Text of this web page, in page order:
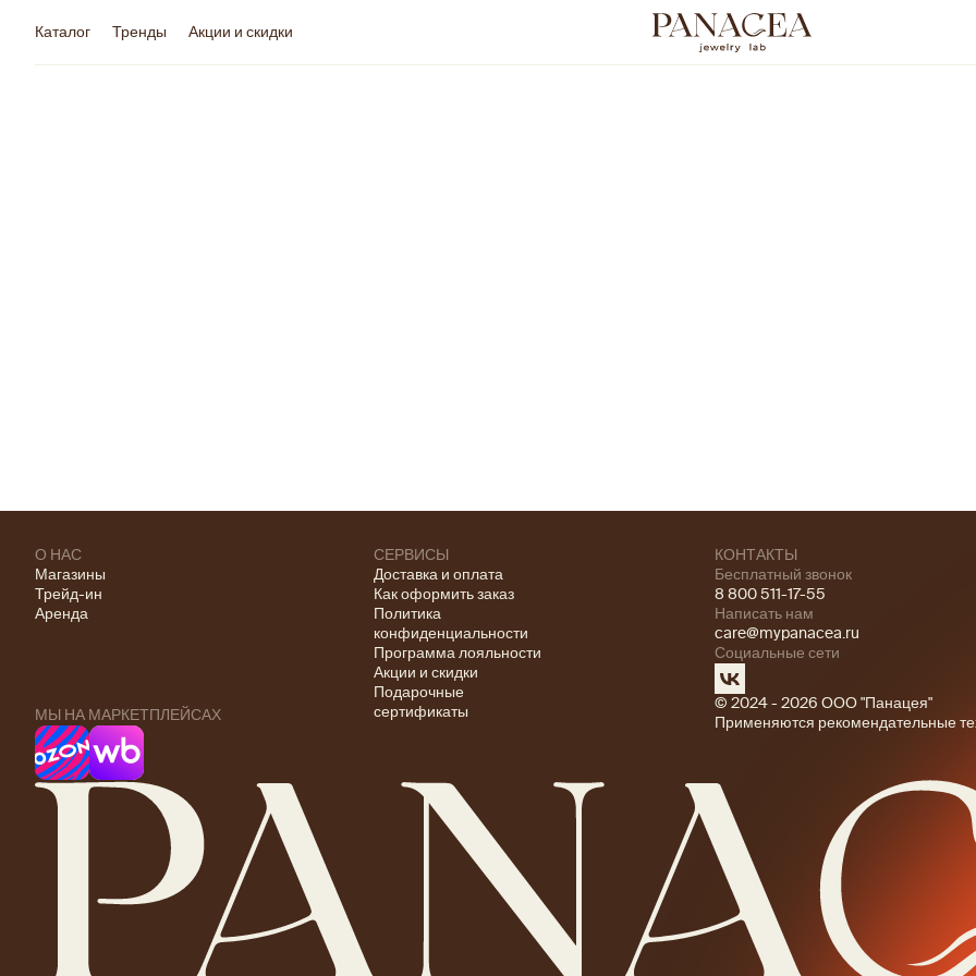
Каталог Тренды Акции и скидки
О НАС
Магазины
Трейд-ин
Аренда
МЫ НА МАРКЕТПЛЕЙСАХ
СЕРВИСЫ
Доставка и оплата
Как оформить заказ
Политика
конфиденциальности
Программа лояльности
Акции и скидки
Подарочные
сертификаты
КОНТАКТЫ
Бесплатный звонок
8 800 511-17-55
Написать нам
care@mypanacea.ru
Социальные сети
© 2024 - 2026 ООО "Панацея"
Применяются рекомендательные